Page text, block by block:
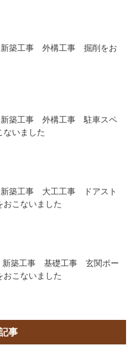
築工事 外構工事 掘削をお
築工事 外構工事 駐車スペ
ないました
築工事 大工工事 ドアスト
おこないました
築工事 基礎工事 玄関ポー
おこないました
事